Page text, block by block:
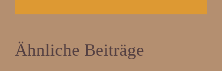
Ähnliche Beiträge